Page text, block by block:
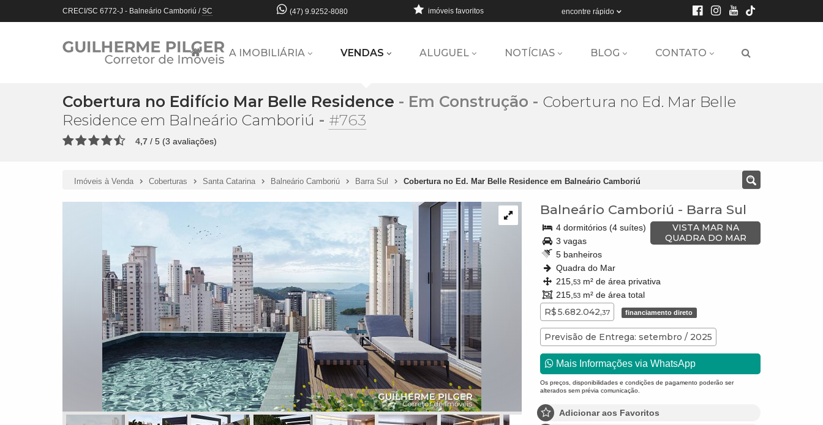
CRECI/SC 6772-J - Balneário Camboriú /SC (47) 9.9252-8080 encontre rápido
imóveis favoritos
A IMOBILIÁRIA VENDAS ALUGUEL NOTÍCIAS BLOG CONTATO
Cobertura no Edifício Mar Belle Residence - Em Construção - Cobertura no Ed. Mar Belle
Residence em Balneário Camboriú - #763
4,7 / 5 (3 avaliações)
Imóveis à Venda Coberturas Santa Catarina Balneário Camboriú Barra Sul Cobertura no Ed. Mar Belle Residence em Balneário Camboriú
Balneário Camboriú - Barra Sul
VISTA MAR NA
QUADRA DO MAR
4 dormitórios (4 suítes)
3 vagas
5 banheiros
Quadra do Mar
215, 53 m² de área privativa
215, 53 m² de área total
R$ 5.682.042,37 financiamento direto
Previsão de Entrega: setembro / 2025
Mais Informações via WhatsApp
Os preços, disponibilidades e condições de pagamento poderão ser
alterados sem prévia comunicação.
Adicionar aos Favoritos